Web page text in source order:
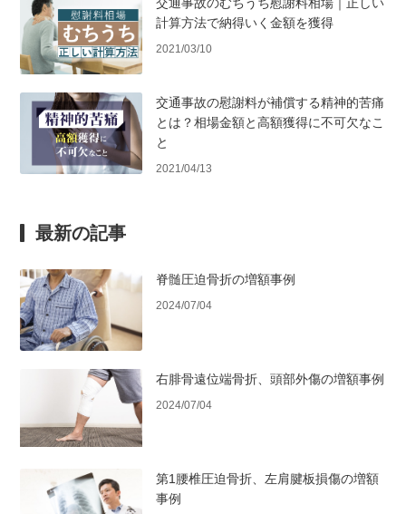
計算方法で納得いく金額を獲得
2021/03/10
交通事故の慰謝料が補償する精神的苦痛
とは？相場金額と高額獲得に不可欠なこ
と
2021/04/13
最新の記事
脊髄圧迫骨折の増額事例
2024/07/04
右腓骨遠位端骨折、頭部外傷の増額事例
2024/07/04
第1腰椎圧迫骨折、左肩腱板損傷の増額
事例